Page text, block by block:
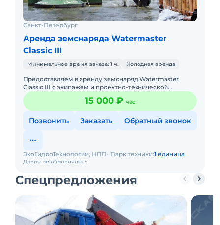
Санкт-Петербург
Аренда земснаряда Watermaster
Classic III
Минимальное время заказа: 1 ч. Холодная аренда
Предоставляем в аренду земснаряд Watermaster
Classic III с экипажем и проектно-технической
поддержкой. Номинальная мощность ковша-насоса по
воде: 500 м/час
15 000 ₽ час
Позвонить Заказать Обратный звонок
Давно не обновлялось
ЭкоГидроТехнологии, НПП Парк техники:1 единица
Спецпредложения